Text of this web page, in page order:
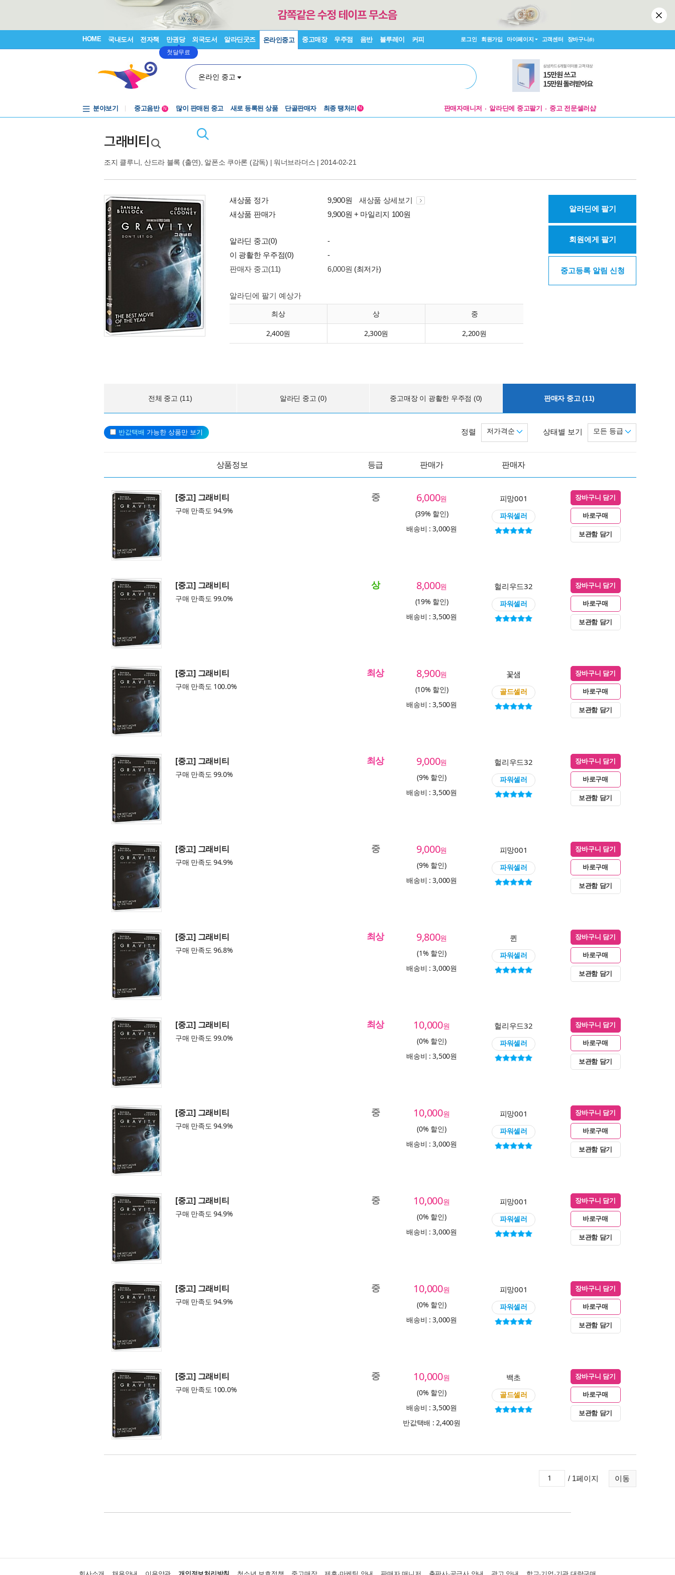
HOME 국내도서 전자책 만권당
첫달무료
외국도서 알라딘굿즈 온라인중고 중고매장 우주점 음반 블루레이 커피 로그인 회원가입 마이페이지 고객센터 장바구니(0)
온라인 중고
분야보기
중고음반
중고음반
N 많이 판매된 중고 새로 등록된 상품 단골판매자 최종 땡처리 N 판매자매니저 알라딘에 중고팔기 중고 전문셀러샵
그래비티
조지 클루니 산드라 블록 (출연), 알폰소 쿠아론 (감독) | 워너브라더스 | 2014-02-21
새상품 정가 9,900원
새상품 상세보기
새상품 판매가
9,900원 + 마일리지 100원
알라딘 중고(0)
-
이 광활한 우주점(0)
-
판매자 중고(11)
6,000원 (최저가)
알라딘에 팔기 예상가
최상 상 중
2,400원 2,300원 2,200원
알라딘에 팔기
회원에게 팔기
중고등록 알림 신청
전체 중고 (11) 알라딘 중고 (0) 중고매장 이 광활한 우주점 (0) 판매자 중고 (11)
반값택배 가능한 상품만 보기 상태별 보기 모든 등급
정렬 저가격순
상품정보 등급 판매가 판매자
[중고] 그래비티
구매 만족도 94.9%
중 6,000원
(39% 할인)
배송비 : 3,000원
피망001
파워셀러
장바구니 담기
바로구매
보관함 담기
[중고] 그래비티
구매 만족도 99.0%
상 8,000원
(19% 할인)
배송비 : 3,500원
헐리우드32
파워셀러
장바구니 담기
바로구매
보관함 담기
[중고] 그래비티
구매 만족도 100.0%
최상 8,900원
(10% 할인)
배송비 : 3,500원
꽃샘
골드셀러
장바구니 담기
바로구매
보관함 담기
[중고] 그래비티
구매 만족도 99.0%
최상 9,000원
(9% 할인)
배송비 : 3,500원
헐리우드32
파워셀러
장바구니 담기
바로구매
보관함 담기
[중고] 그래비티
구매 만족도 94.9%
중 9,000원
(9% 할인)
배송비 : 3,000원
피망001
파워셀러
장바구니 담기
바로구매
보관함 담기
[중고] 그래비티
구매 만족도 96.8%
최상 9,800원
(1% 할인)
배송비 : 3,000원
퀸
파워셀러
장바구니 담기
바로구매
보관함 담기
[중고] 그래비티
구매 만족도 99.0%
최상 10,000원
(0% 할인)
배송비 : 3,500원
헐리우드32
파워셀러
장바구니 담기
바로구매
보관함 담기
[중고] 그래비티
구매 만족도 94.9%
중 10,000원
(0% 할인)
배송비 : 3,000원
피망001
파워셀러
장바구니 담기
바로구매
보관함 담기
[중고] 그래비티
구매 만족도 94.9%
중 10,000원
(0% 할인)
배송비 : 3,000원
피망001
파워셀러
장바구니 담기
바로구매
보관함 담기
[중고] 그래비티
구매 만족도 94.9%
중 10,000원
(0% 할인)
배송비 : 3,000원
피망001
파워셀러
장바구니 담기
바로구매
보관함 담기
[중고] 그래비티
구매 만족도 100.0%
중 10,000원
(0% 할인)
배송비 : 3,500원
반값택배 : 2,400원
백초
골드셀러
장바구니 담기
바로구매
보관함 담기
이동
/ 1페이지